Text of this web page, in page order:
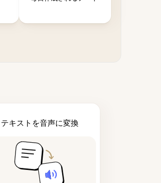
テキストを音声に変換